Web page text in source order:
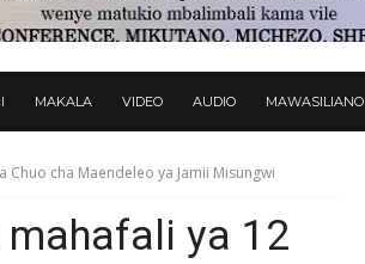
MAKALA VIDEO AUDIO MAWASILIANO
Chuo cha Maendeleo ya Jamii Misungwi
mahafali ya 12